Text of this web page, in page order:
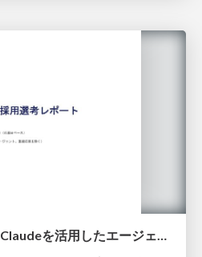
【ブログ用サンプル】Claudeを活用したエージェント分析レポート自動生成例